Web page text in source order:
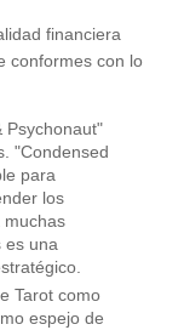
financiera
conformes con lo
Psychonaut"
"Condensed
para
los
muchas
es una
Tarot como
espejo de